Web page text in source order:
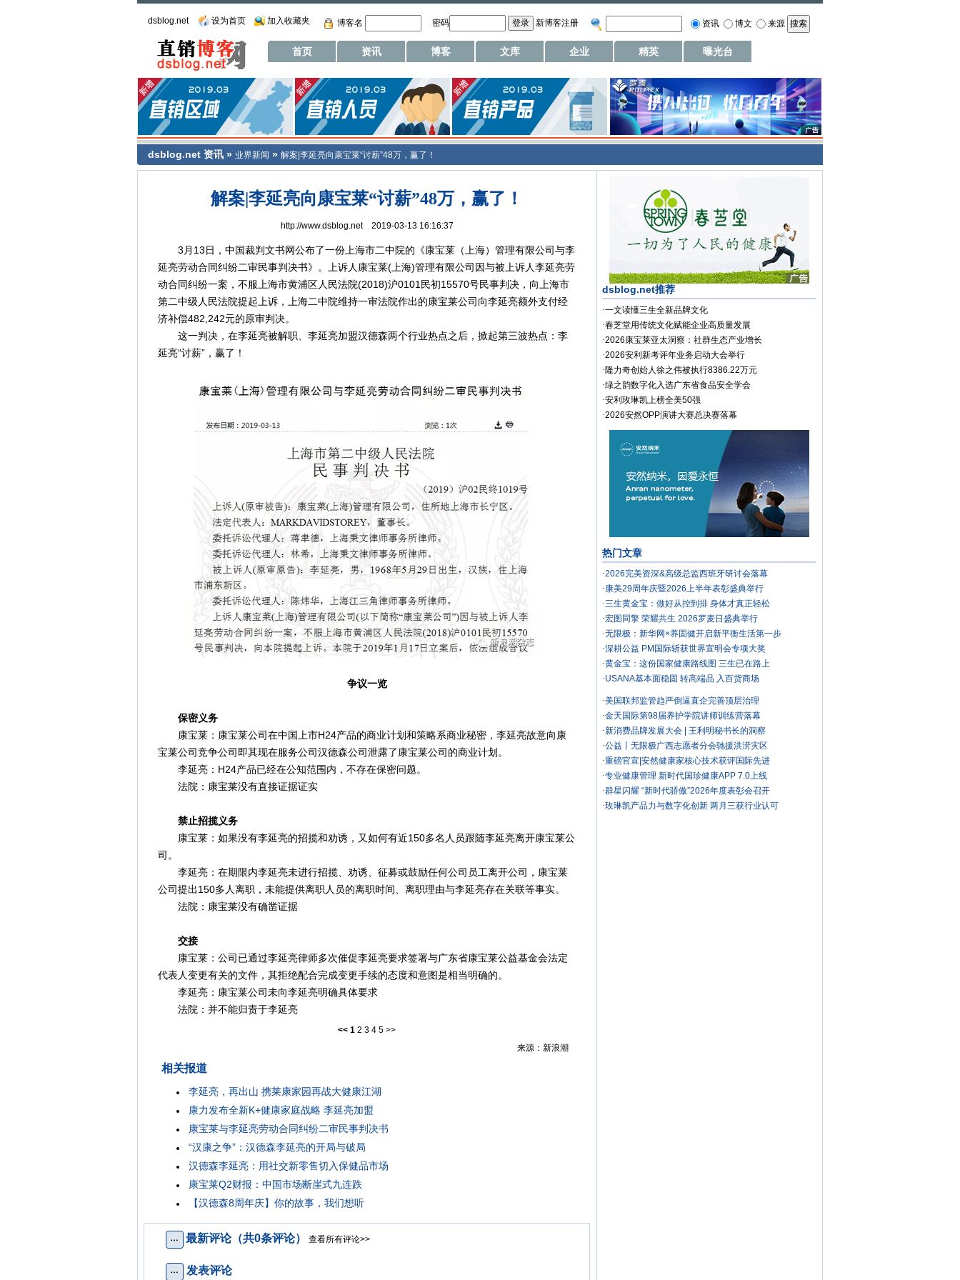
dsblog.net 设为首页 加入收藏夹 博客名 密码 新博客注册 资讯 博文 来源
首页 资讯 博客 文库 企业 精英 曝光台
dsblog.net 资讯 » 业界新闻 » 解案|李延亮向康宝莱“讨薪”48万，赢了！
解案|李延亮向康宝莱“讨薪”48万，赢了！
http://www.dsblog.net 2019-03-13 16:16:37
3月13日，中国裁判文书网公布了一份上海市二中院的《康宝莱（上海）管理有限公司与李
延亮劳动合同纠纷二审民事判决书》。上诉人康宝莱(上海)管理有限公司因与被上诉人李延亮劳
动合同纠纷一案，不服上海市黄浦区人民法院(2018)沪0101民初15570号民事判决，向上海市
第二中级人民法院提起上诉，上海二中院维持一审法院作出的康宝莱公司向李延亮额外支付经
济补偿482,242元的原审判决。
这一判决，在李延亮被解职、李延亮加盟汉德森两个行业热点之后，掀起第三波热点：李
延亮“讨薪”，赢了！
争议一览
保密义务
康宝莱：康宝莱公司在中国上市H24产品的商业计划和策略系商业秘密，李延亮故意向康
宝莱公司竞争公司即其现在服务公司汉德森公司泄露了康宝莱公司的商业计划。
李延亮：H24产品已经在公知范围内，不存在保密问题。
法院：康宝莱没有直接证据证实
禁止招揽义务
康宝莱：如果没有李延亮的招揽和劝诱，又如何有近150多名人员跟随李延亮离开康宝莱公
司。
李延亮：在期限内李延亮未进行招揽、劝诱、征募或鼓励任何公司员工离开公司，康宝莱
公司提出150多人离职，未能提供离职人员的离职时间、离职理由与李延亮存在关联等事实。
法院：康宝莱没有确凿证据
交接
康宝莱：公司已通过李延亮律师多次催促李延亮要求签署与广东省康宝莱公益基金会法定
代表人变更有关的文件，其拒绝配合完成变更手续的态度和意图是相当明确的。
李延亮：康宝莱公司未向李延亮明确具体要求
法院：并不能归责于李延亮
<< 1 2 3 4 5 >>
来源：新浪潮
相关报道
李延亮，再出山 携莱康家园再战大健康江湖
康力发布全新K+健康家庭战略 李延亮加盟
康宝莱与李延亮劳动合同纠纷二审民事判决书
“汉康之争”：汉德森李延亮的开局与破局
汉德森李延亮：用社交新零售切入保健品市场
康宝莱Q2财报：中国市场断崖式九连跌
【汉德森8周年庆】你的故事，我们想听
最新评论（共0条评论） 查看所有评论>>
发表评论
dsblog.net推荐
·一文读懂三生全新品牌文化
·春芝堂用传统文化赋能企业高质量发展
·2026康宝莱亚太洞察：社群生态产业增长
·2026安利新考评年业务启动大会举行
·隆力奇创始人徐之伟被执行8386.22万元
·绿之韵数字化入选广东省食品安全学会
·安利玫琳凯上榜全美50强
·2026安然OPP演讲大赛总决赛落幕
热门文章
·2026完美资深&高级总监西班牙研讨会落幕
·康美29周年庆暨2026上半年表彰盛典举行
·三生黄金宝：做好从控到排 身体才真正轻松
·宏图同擎 荣耀共生 2026罗麦日盛典举行
·无限极：新华网×养固健开启新平衡生活第一步
·深耕公益 PM国际斩获世界宣明会专项大奖
·黄金宝：这份国家健康路线图 三生已在路上
·USANA基本面稳固 转高端品 入百货商场
·美国联邦监管趋严倒逼直企完善顶层治理
·金天国际第98届养护学院讲师训练营落幕
·新消费品牌发展大会 | 王利明秘书长的洞察
·公益丨无限极广西志愿者分会驰援洪涝灾区
·重磅官宣|安然健康家核心技术获评国际先进
·专业健康管理 新时代国珍健康APP 7.0上线
·群星闪耀 “新时代骄傲”2026年度表彰会召开
·玫琳凯产品力与数字化创新 两月三获行业认可